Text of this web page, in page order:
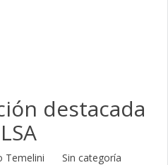
destacada
Temelini Sin categoría